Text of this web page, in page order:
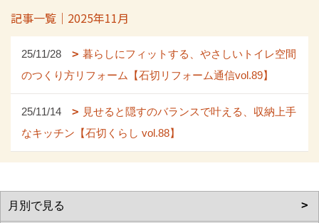
記事一覧｜2025年11月
25/11/28
暮らしにフィットする、やさしいトイレ空間
のつくり方リフォーム【石切リフォーム通信vol.89】
25/11/14
見せると隠すのバランスで叶える、収納上手
なキッチン【石切くらし vol.88】